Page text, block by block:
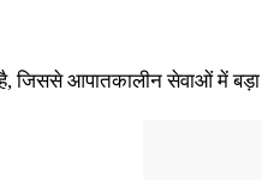
जिससे आपातकालीन सेवाओं में